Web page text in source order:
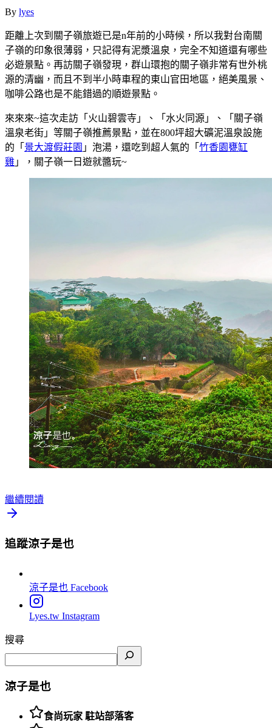
By lyes
距離上次到關子嶺旅遊已是n年前的小時候，所以我對台南關
子嶺的印象很薄弱，只記得有泥漿溫泉，完全不知道還有哪些
必遊景點。再訪關子嶺發現，群山環抱的關子嶺非常有世外桃
源的清幽，而且不到半小時車程的東山官田地區，絕美風景、
咖啡公路也是不能錯過的順遊景點。
來來來~這次走訪「火山碧雲寺」、「水火同源」、「關子嶺
溫泉老街」等關子嶺推薦景點，並在800坪超大礦泥溫泉設施
的「 景大渡假莊園 」泡湯，還吃到超人氣的「 竹香園甕缸
雞 」，關子嶺一日遊就醬玩~
繼續閱讀
追蹤涼子是也
涼子是也 Facebook
Lyes.tw Instagram
搜尋
涼子是也
食尚玩家 駐站部落客